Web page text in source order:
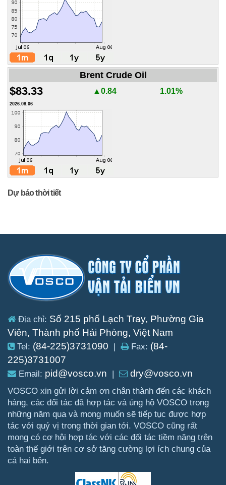
Brent Crude Oil
$83.33 ▲0.84 1.01%
2026.08.06
Dự báo thời tiết
Địa chỉ: Số 215 phố Lạch Tray, Phường Gia
Viên, Thành phố Hải Phòng, Việt Nam
Tel: (84-225)3731090 | Fax: (84-
225)3731007
Email: pid@vosco.vn | dry@vosco.vn
VOSCO xin gửi lời cảm ơn chân thành đến các khách
hàng, các đối tác đã hợp tác và ủng hộ VOSCO trong
những năm qua và mong muốn sẽ tiếp tục được hợp
tác với quý vị trong thời gian tới. VOSCO cũng rất
mong có cơ hội hợp tác với các đối tác tiềm năng trên
toàn thế giới trên cơ sở tăng cường lợi ích chung của
cả hai bên.